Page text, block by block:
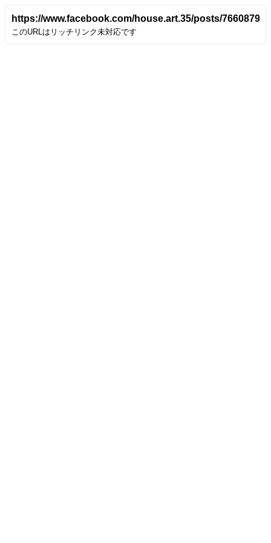
https://www.facebook.com/house.art.35/posts/
このURLはリッチリンク未対応です